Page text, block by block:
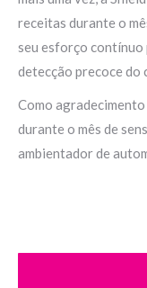
receitas durante o
seu esforço contínuo
detecção precoce do
Como
durante o mês de
ambientador de